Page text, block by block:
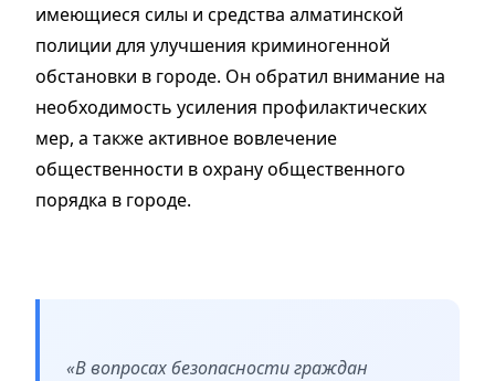
имеющиеся силы и средства алматинской
полиции для улучшения криминогенной
обстановки в городе. Он обратил внимание на
необходимость усиления профилактических
мер, а также активное вовлечение
общественности в охрану общественного
порядка в городе.
«В вопросах безопасности граждан